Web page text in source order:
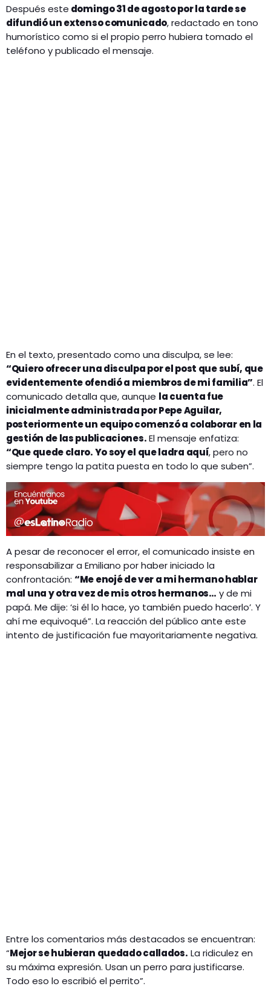
Después este domingo 31 de agosto por la tarde se
difundió un extenso comunicado, redactado en tono
humorístico como si el propio perro hubiera tomado el
teléfono y publicado el mensaje.
En el texto, presentado como una disculpa, se lee:
“Quiero ofrecer una disculpa por el post que subí, que
evidentemente ofendió a miembros de mi familia”. El
comunicado detalla que, aunque la cuenta fue
inicialmente administrada por Pepe Aguilar,
posteriormente un equipo comenzó a colaborar en la
gestión de las publicaciones.El mensaje enfatiza:
“Que quede claro. Yo soy el que ladra aquí, pero no
siempre tengo la patita puesta en todo lo que suben”.
A pesar de reconocer el error, el comunicado insiste en
responsabilizar a Emiliano por haber iniciado la
confrontación: “Me enojé de ver a mi hermano hablar
mal una y otra vez de mis otros hermanos… y de mi
papá. Me dije: ‘si él lo hace, yo también puedo hacerlo’. Y
ahí me equivoqué”. La reacción del público ante este
intento de justificación fue mayoritariamente negativa.
Entre los comentarios más destacados se encuentran:
“Mejor se hubieran quedado callados. La ridiculez en
su máxima expresión. Usan un perro para justificarse.
Todo eso lo escribió el perrito”.